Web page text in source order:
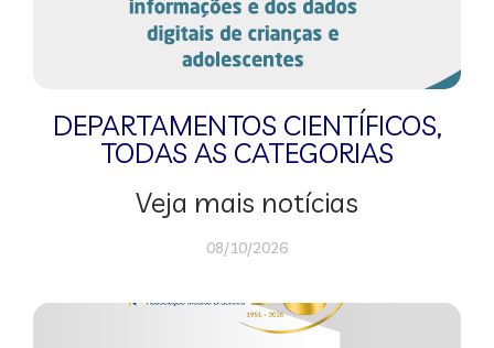
DEPARTAMENTOS CIENTÍFICOS,
TODAS AS CATEGORIAS
Veja mais notícias
08/10/2026